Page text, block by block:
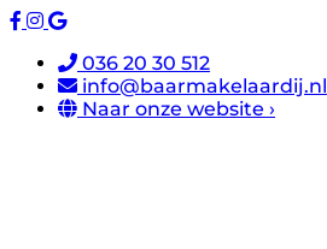
036 20 30 512
info@baarmakelaardij.nl
Naar onze website ›